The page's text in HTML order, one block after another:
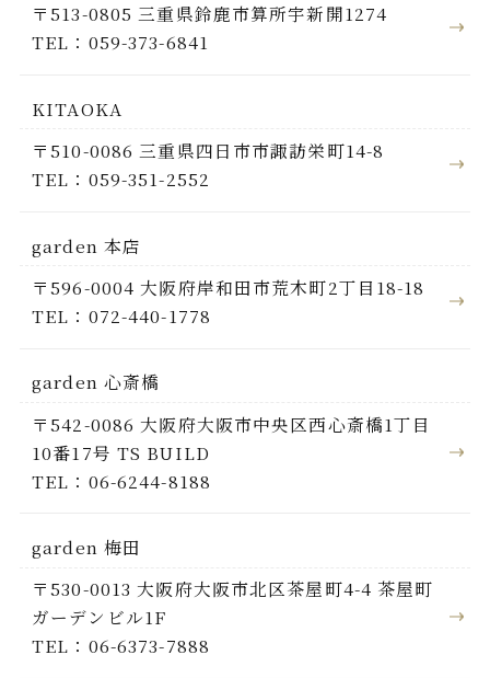
〒513-0805 三重県鈴鹿市算所宇新開1274
TEL：059-373-6841
KITAOKA
〒510-0086 三重県四日市市諏訪栄町14-8
TEL：059-351-2552
garden 本店
〒596-0004 大阪府岸和田市荒木町2丁目18-18
TEL：072-440-1778
garden 心斎橋
〒542-0086 大阪府大阪市中央区西心斎橋1丁目
10番17号 TS BUILD
TEL：06-6244-8188
garden 梅田
〒530-0013 大阪府大阪市北区茶屋町4-4 茶屋町
ガーデンビル1F
TEL：06-6373-7888